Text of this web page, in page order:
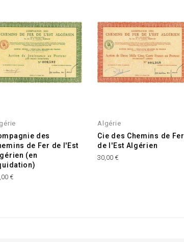
des
de Fer de l'Est
(en
€
Algérie
Cie des Chemins de Fer
de l'Est Algérien
30,00 €